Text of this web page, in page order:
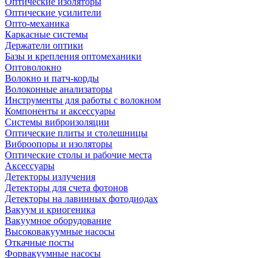
Оптические усилители
Опто-механика
Каркасные системы
Держатели оптики
Базы и крепления оптомеханики
Оптоволокно
Волокно и патч-корды
Волоконные анализаторы
Инструменты для работы с волокном
Компоненты и аксессуары
Системы виброизоляции
Оптические плиты и столешницы
Виброопоры и изоляторы
Оптические столы и рабочие места
Аксессуары
Детекторы излучения
Детекторы для счета фотонов
Детекторы на лавинных фотодиодах
Вакуум и криогеника
Вакуумное оборудование
Высоковакуумные насосы
Откачные посты
Форвакуумные насосы